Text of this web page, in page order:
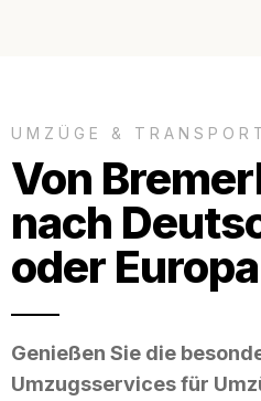
UMZÜGE &
Von
nach
oder Europa
Genießen Sie die
Umzugsservices für